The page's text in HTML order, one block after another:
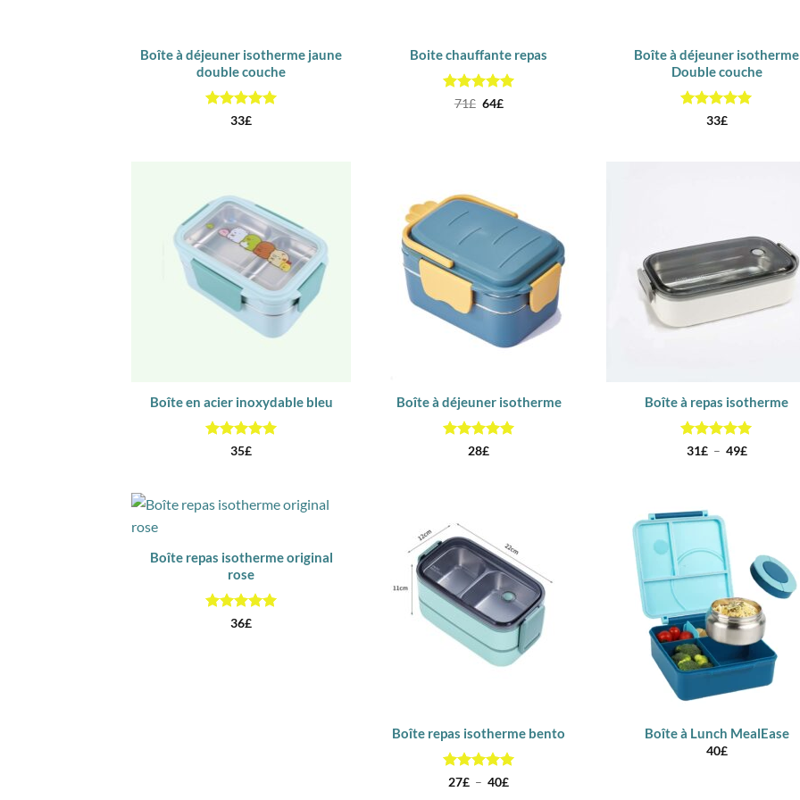
Boîte à déjeuner isotherme jaune
double couche
Note5sur
33£
Boite chauffante repas
Note 5sur
71£ Le
64£Le
Boîte à déjeuner isotherme
Double couche
Note5sur
33£
Boîte en acier inoxydable bleu
Note5sur
35£
Boîte à déjeuner isotherme
Note5sur
28£
Boîte à repas isotherme
Note5 sur
31£ – 49£Plage
Boîte repas isotherme original
rose
Note5sur
36£
Boîte repas isotherme bento
Note5 sur
27£ – 40£Plage
Boîte à Lunch MealEase
40£